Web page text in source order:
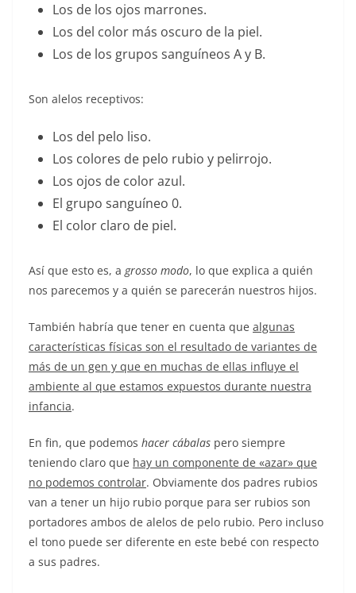
Los de los ojos marrones.
Los del color más oscuro de la piel.
Los de los grupos sanguíneos A y B.
Son alelos receptivos:
Los del pelo liso.
Los colores de pelo rubio y pelirrojo.
Los ojos de color azul.
El grupo sanguíneo 0.
El color claro de piel.
Así que esto es, a grosso modo, lo que explica a quién
nos parecemos y a quién se parecerán nuestros hijos.
También habría que tener en cuenta que algunas
características físicas son el resultado de variantes de
más de un gen y que en muchas de ellas influye el
ambiente al que estamos expuestos durante nuestra
infancia.
En fin, que podemos hacer cábalas pero siempre
teniendo claro que hay un componente de «azar» que
no podemos controlar. Obviamente dos padres rubios
van a tener un hijo rubio porque para ser rubios son
portadores ambos de alelos de pelo rubio. Pero incluso
el tono puede ser diferente en este bebé con respecto
a sus padres.